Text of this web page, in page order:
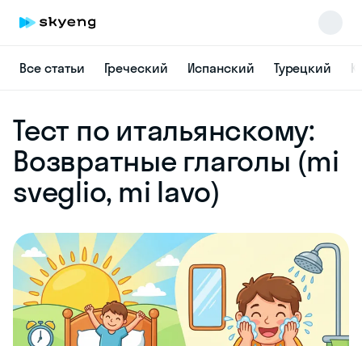
Все статьи Греческий Испанский Турецкий
Тест по итальянскому:
Возвратные глаголы (mi
sveglio, mi lavo)
online